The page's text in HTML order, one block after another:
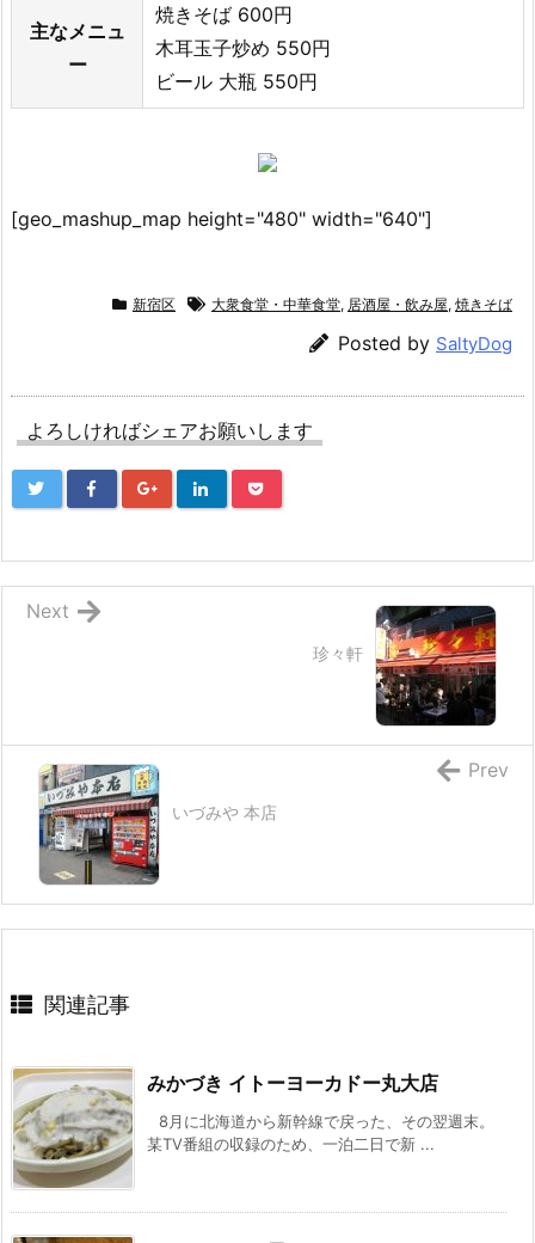
主なメニュ
ー
焼きそば 600円
木耳玉子炒め 550円
ビール 大瓶 550円
[geo_mashup_map height="480" width="640"]
新宿区 大衆食堂・中華食堂, 居酒屋・飲み屋, 焼きそば
Posted by SaltyDog
よろしければシェアお願いします
珍々軒
Next
いづみや 本店
Prev
関連記事
みかづき イトーヨーカドー丸大店
8月に北海道から新幹線で戻った、その翌週末。
某TV番組の収録のため、一泊二日で新 ...